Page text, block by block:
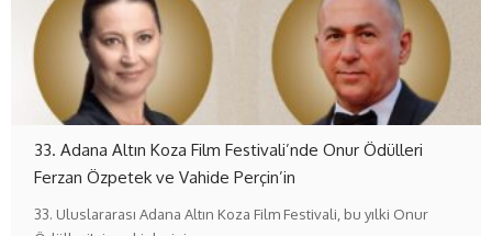
33. Adana Altın Koza Film Festivali’nde Onur Ödülleri
Ferzan Özpetek ve Vahide Perçin’in
33. Uluslararası Adana Altın Koza Film Festivali, bu yılki Onur